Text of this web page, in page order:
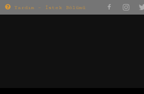
Yardım – İstek Bölümü